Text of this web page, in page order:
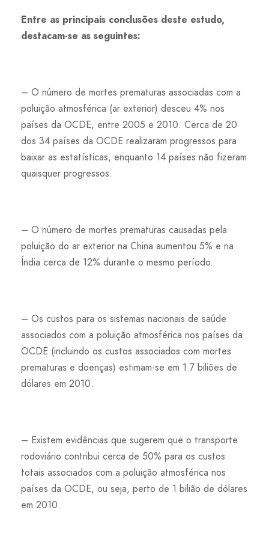
Entre as principais conclusões deste estudo,
destacam-se as seguintes:
– O número de mortes prematuras associadas com a
poluição atmosférica (ar exterior) desceu 4% nos
países da OCDE, entre 2005 e 2010. Cerca de 20
dos 34 países da OCDE realizaram progressos para
baixar as estatísticas, enquanto 14 países não fizeram
quaisquer progressos.
– O número de mortes prematuras causadas pela
poluição do ar exterior na China aumentou 5% e na
Índia cerca de 12% durante o mesmo período.
– Os custos para os sistemas nacionais de saúde
associados com a poluição atmosférica nos países da
OCDE (incluindo os custos associados com mortes
prematuras e doenças) estimam-se em 1.7 biliões de
dólares em 2010.
– Existem evidências que sugerem que o transporte
rodoviário contribui cerca de 50% para os custos
totais associados com a poluição atmosférica nos
países da OCDE, ou seja, perto de 1 bilião de dólares
em 2010.